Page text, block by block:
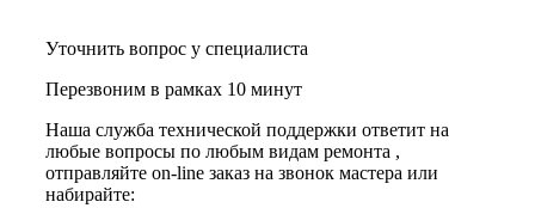
хлеборезок
холодильников для молока
homepod
хот-дог мейкеров
хотдогниц
хромбуков
Уточнить вопрос у специалиста
Перезвоним в рамках 10 минут
Наша служба технической поддержки ответит на
любые вопросы по любым видам ремонта ,
отправляйте on-line заказ на звонок мастера или
набирайте: